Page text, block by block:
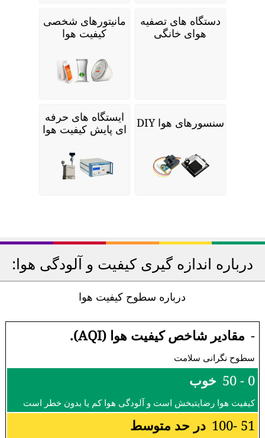
دستگاه های تصفیه
هوای خانگی
مانیتورهای شخصی
کیفیت هوا
سنسورهای هوا DIY
ایستگاه های حرفه
ای پایش کیفیت هوا
درباره اندازه گیری کیفیت و آلودگی هوا:
درباره سطوح کیفیت هوا
- مقادیر شاخص کیفیت هوا (AQI).
سطوح نگرانی سلامت
0 - 50 خوب
کیفیت هوا رضایتبخش است و آلودگی هوا کم یا بدون خطر است
51 -100 در حد متوسط